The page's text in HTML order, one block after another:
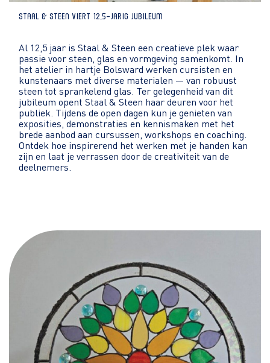
Staal & Steen viert 12,5-jarig jubileum
Al 12,5 jaar is Staal & Steen een creatieve plek waar
passie voor steen, glas en vormgeving samenkomt. In
het atelier in hartje Bolsward werken cursisten en
kunstenaars met diverse materialen — van robuust
steen tot sprankelend glas. Ter gelegenheid van dit
jubileum opent Staal & Steen haar deuren voor het
publiek. Tijdens de open dagen kun je genieten van
exposities, demonstraties en kennismaken met het
brede aanbod aan cursussen, workshops en coaching.
Ontdek hoe inspirerend het werken met je handen kan
zijn en laat je verrassen door de creativiteit van de
deelnemers.